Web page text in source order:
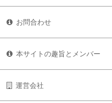
お問合わせ
本サイトの趣旨とメンバー
運営会社